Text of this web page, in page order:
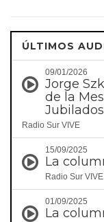
ÚLTIMOS
09/01/2026
Jorge
de la
Radio Sur VIVE
15/09/2025
La
Radio Sur VIVE
01/09/2025
La